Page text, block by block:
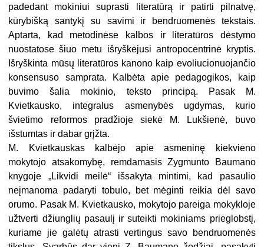
padedant mokiniui suprasti literatūrą ir patirti pilnatvę,
kūrybišką santykį su savimi ir bendruomenės tekstais.
Aptarta, kad metodinėse kalbos ir literatūros dėstymo
nuostatose šiuo metu išryškėjusi antropocentrinė kryptis.
Išryškinta mūsų literatūros kanono kaip evoliucionuojančio
konsensuso samprata. Kalbėta apie pedagogikos, kaip
buvimo šalia mokinio, teksto principą. Pasak M.
Kvietkausko, integralus asmenybės ugdymas, kurio
švietimo reformos pradžioje siekė M. Lukšienė, buvo
išstumtas ir dabar grįžta.
M. Kvietkauskas kalbėjo apie asmeninę kiekvieno
mokytojo atsakomybę, remdamasis Zygmunto Baumano
knygoje „Likvidi meilė“ išsakyta mintimi, kad pasaulio
neįmanoma padaryti tobulo, bet mėginti reikia dėl savo
orumo. Pasak M. Kvietkausko, mokytojo pareiga mokykloje
užtverti džiunglių pasaulį ir suteikti mokiniams prieglobstį,
kuriame jie galėtų atrasti vertingus savo bendruomenės